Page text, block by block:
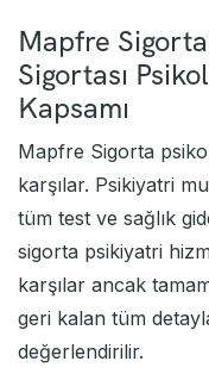
Mapfre Sigorta
Sigortası
Kapsamı
Mapfre Sigorta
karşılar. Psikiyatri
tüm test ve sağlık
sigorta psikiyatri
karşılar ancak
geri kalan tüm
değerlendirilir.